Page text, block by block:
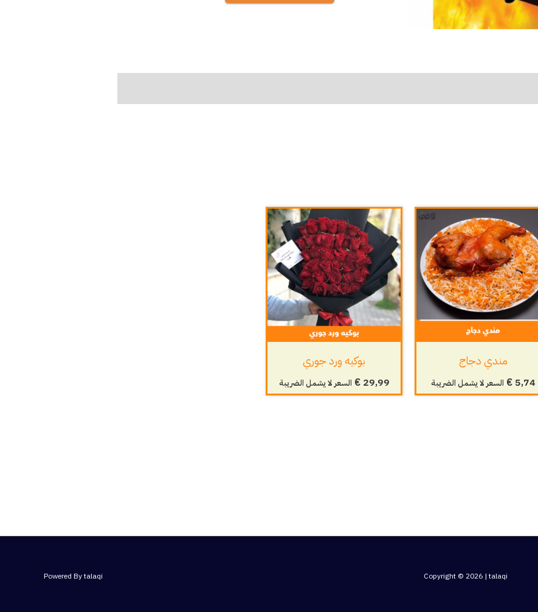
مندي دجاج
€5,74 السعر لا يشمل الضريبة
بوكيه ورد جوري
€29,99 السعر لا يشمل الضريبة
Copyright © 2026 | talaqi
Powered By talaqi